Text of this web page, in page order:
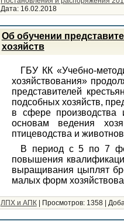
Дата: 16.02.2018
Об обучении
хозяйств
ГБУ КК «Учебно-
хозяйствования»
представителей
подсобных хозяйств,
в сфере производства
основам ведения
птицеводства и
В период с 5 по 7
повышения
выращивания цыплят
малых форм
ЛПХ и АПК| Просмотров: 1358|